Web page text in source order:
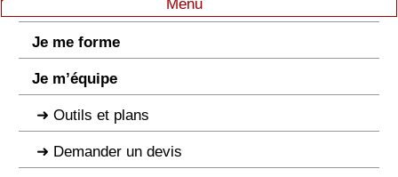
Menu
Je me forme
Je m’équipe
Outils et plans
Demander un devis